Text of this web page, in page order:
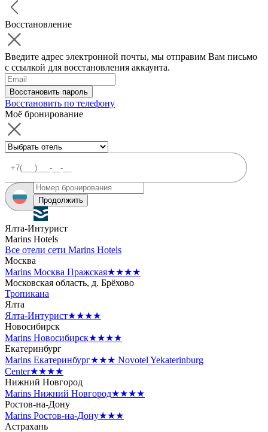
Восстановление
Введите адрес электронной почты, мы отправим Вам письмо
с ссылкой для восстановления аккаунта.
Восстановить пароль
Восстановить по телефону
Моё бронирование
Продолжить
Ялта-Интурист
Marins Hotels
Все отели сети Marins Hotels
Москва
Marins Москва Пражская★★★★
Московская область, д. Брёхово
Тропикана
Ялта
Ялта-Интурист★★★★
Новосибирск
Marins Новосибирск★★★★
Екатеринбург
Marins Екатеринбург★★★ Novotel Yekaterinburg
Center★★★★
Нижний Новгород
Marins Нижний Новгород★★★★
Ростов-на-Дону
Marins Ростов-на-Дону★★★
Астрахань